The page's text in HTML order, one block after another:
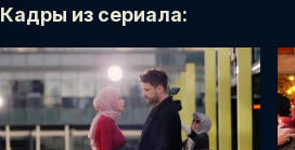
Кадры из сериала: